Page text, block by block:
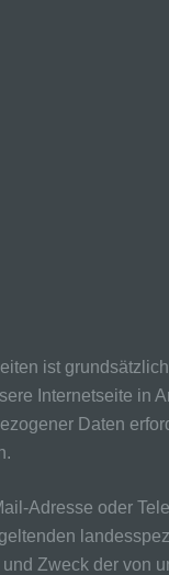
ist
Internetseite in
Daten
Adresse oder
Zweck der von